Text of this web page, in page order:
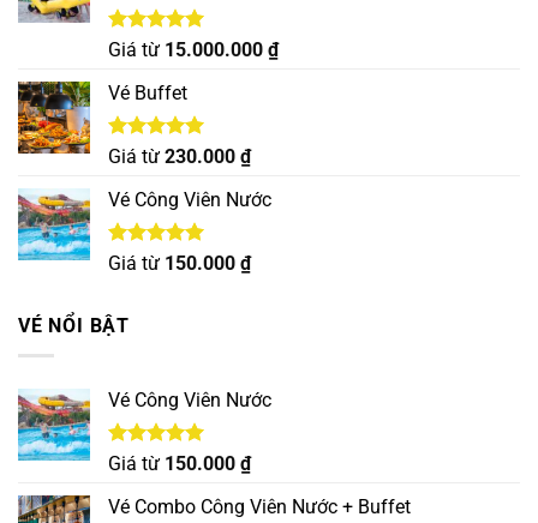
Được xếp
5 sao
Giá từ 15.000.000 ₫
Vé Buffet
Được xếp
5 sao
Giá từ 230.000 ₫
Vé Công Viên Nước
Được xếp
Giá từ 150.000 ₫
VÉ NỔI BẬT
Vé Công Viên Nước
Được xếp
5 sao
Giá từ 150.000 ₫
Vé Combo Công Viên Nước + Buffet